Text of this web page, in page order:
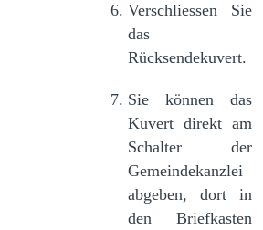
Verschliessen Sie
das
Rücksendekuvert.
Sie können das
Kuvert direkt am
Schalter der
Gemeindekanzlei
abgeben, dort in
den Briefkasten